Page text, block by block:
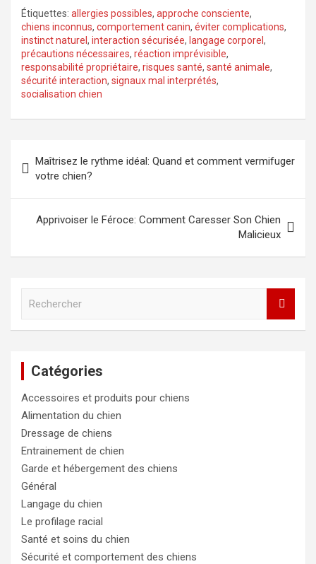
Étiquettes: allergies possibles, approche consciente,
chiens inconnus, comportement canin, éviter complications,
instinct naturel , interaction sécurisée, langage corporel ,
précautions nécessaires, réaction imprévisible,
responsabilité propriétaire, risques santé, santé animale,
sécurité interaction, signaux mal interprétés,
socialisation chien
de
l’article
Maîtrisez le rythme idéal: Quand et comment vermifuger
votre chien?
Apprivoiser le Féroce: Comment Caresser Son Chien
Malicieux
c
h
e
r
Catégories
Accessoires et produits pour chiens
Alimentation du chien
Dressage de chiens
Entrainement de chien
Garde et hébergement des chiens
Général
Langage du chien
Le profilage racial
Santé et soins du chien
Sécurité et comportement des chiens